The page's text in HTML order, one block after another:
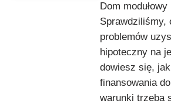
Dom
Sprawdziliśmy,
problemów
hipoteczny na
dowiesz się,
finansowania
warunki trzeba